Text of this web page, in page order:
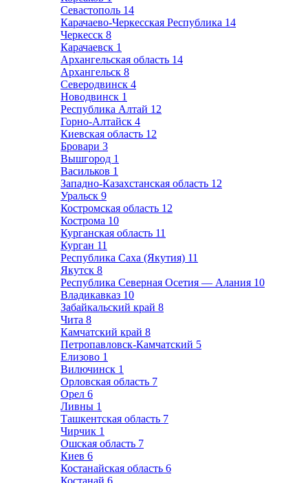
Севастополь 14
Карачаево-Черкесская Республика 14
Черкесск 8
Карачаевск 1
Архангельская область 14
Архангельск 8
Северодвинск 4
Новодвинск 1
Республика Алтай 12
Горно-Алтайск 4
Киевская область 12
Бровари 3
Вышгород 1
Васильков 1
Западно-Казахстанская область 12
Уральск 9
Костромская область 12
Кострома 10
Курганская область 11
Курган 11
Республика Саха (Якутия) 11
Якутск 8
Республика Северная Осетия — Алания 10
Владикавказ 10
Забайкальский край 8
Чита 8
Камчатский край 8
Петропавловск-Камчатский 5
Елизово 1
Вилючинск 1
Орловская область 7
Орел 6
Ливны 1
Ташкентская область 7
Чирчик 1
Ошская область 7
Киев 6
Костанайская область 6
Костанай 6